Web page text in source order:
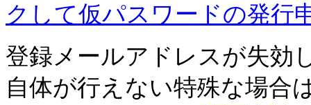
クして仮パスワードの発行
登録メールアドレスが失効
自体が行えない特殊な場合